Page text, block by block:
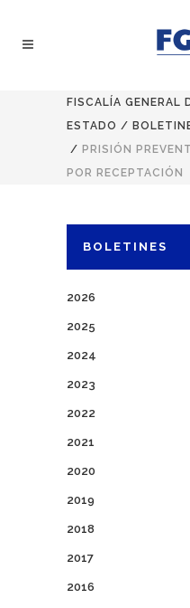
FISCALÍA GENERAL
ESTADO /
/ PRISIÓN
POR RECEPTACIÓN
BOLETINES
2026
2025
2024
2023
2022
2021
2020
2019
2018
2017
2016